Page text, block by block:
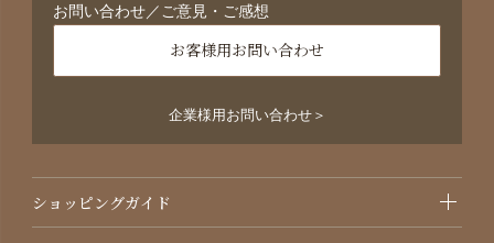
お問い合わせ／ご意見・ご感想
お客様用お問い合わせ
企業様用お問い合わせ＞
ショッピングガイド